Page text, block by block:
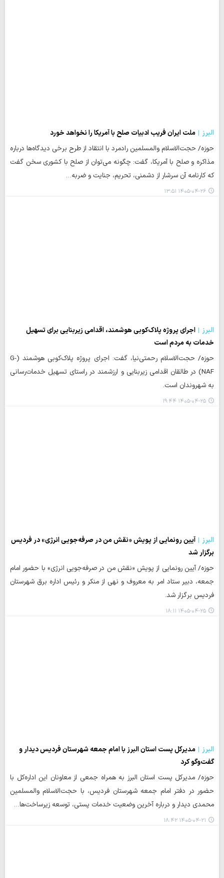
البرز
ملت ایران فریب ادبیات صلح با آمریکا را نخواهد خورد
حوزه/ حجت‌الاسلام والمسلمین رادمرد با انتقاد از طرح برخی دیدگاه‌ها درباره
مذاکره و صلح با آمریکا، گفت: چگونه می‌توان از صلح با کشوری سخن گفت
که کارنامه آن سرشار از دشمنی، تحریم، جنایت و ضربه…
۱۴۰۵-۰۴-۲۶ ۱۳:۵۱
البرز
اجرای پروژه پلاک‌کوبی هوشمند، اقدامی زیربنایی برای تسهیل
خدمات به مردم است
حوزه/ حجت‌الاسلام رحمتی‌نیا، گفت: اجرای پروژه پلاک‌کوبی هوشمند (G-
NAF) در طالقان اقدامی زیربنایی و ارزشمند در راستای تسهیل خدمات‌رسانی
به شهروندان است.
۱۴۰۵-۰۴-۲۵ ۱۹:۴۴
البرز
آیین رونمایی از پویش «نقش من در صرفه‌جویی انرژی» در فردیس
برگزار شد
حوزه/ آیین رونمایی از پویش «نقش من در صرفه‌جویی انرژی» با حضور امام
جمعه، دبیر ستاد امر به معروف و نهی از منکر و رئیس اداره برق شهرستان
فردیس برگزار شد.
۱۴۰۵-۰۴-۲۵ ۱۸:۱۱
البرز
مدیرکل پست استان البرز با امام جمعه شهرستان فردیس دیدار و
گفت‌وگو کرد
حوزه/ مدیرکل پست استان البرز به همراه جمعی از معاونان این اداره‌کل با
حضور در دفتر امام جمعه شهرستان فردیس، با حجت‌الاسلام والمسلمین
محمدی دیدار و درباره آخرین وضعیت خدمات پستی، توسعه زیرساخت‌ها…
۱۴۰۵-۰۴-۲۱ ۱۸:۴۲